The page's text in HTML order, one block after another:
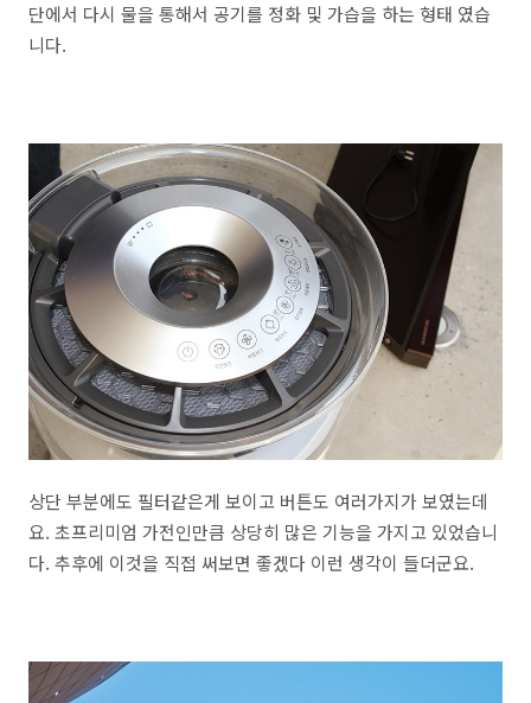
단에서 다시 물을 통해서 공기를 정화 및 가습을 하는 형태 였습
니다.
상단 부분에도 필터같은게 보이고 버튼도 여러가지가 보였는데
요. 초프리미엄 가전인만큼 상당히 많은 기능을 가지고 있었습니
다. 추후에 이것을 직접 써보면 좋겠다 이런 생각이 들더군요.